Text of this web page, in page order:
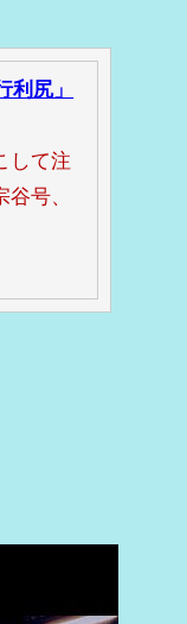
尻」
して注
号、